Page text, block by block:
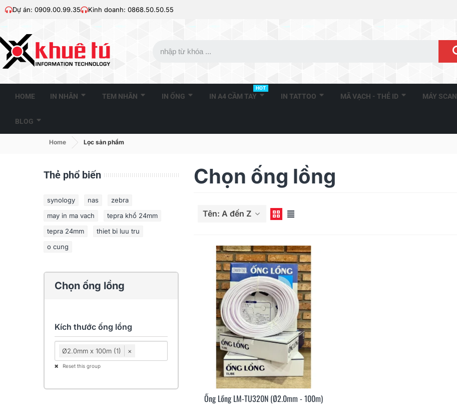
Dự án: 0909.00.99.35 Kinh doanh: 0868.50.50.55
HOME IN NHÃN TEM NHÃN IN ỐNG IN A4 CẦM TAY
HOT
IN TATTOO MÃ VẠCH - THẺ ID MÁY SCAN
BLOG
Home Lọc sản phẩm
Thẻ phổ biến
synology nas
zebra
may in ma vach
tepra khổ 24mm
tepra 24mm
thiet bi luu tru
o cung
Chọn ống lồng
Kích thước ống lồng
Ø2.0mm x 100m (1) ×
Reset this group
Chọn ống lồng
Tên: A đến Z
Xem Nhanh
Ống Lồng LM-TU320N (Ø2.0mm - 100m)